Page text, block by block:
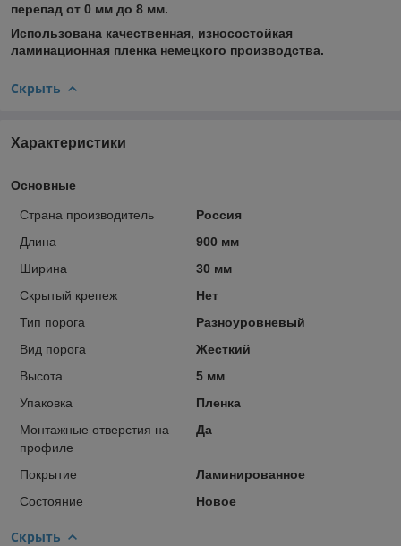
перепад от 0 мм до 8 мм.
Использована качественная, износостойкая
ламинационная пленка немецкого производства.
Скрыть
Характеристики
Основные
Страна производитель
Россия
Длина
900 мм
Ширина
30 мм
Скрытый крепеж
Нет
Тип порога
Разноуровневый
Вид порога
Жесткий
Высота
5 мм
Упаковка
Пленка
Монтажные отверстия на
профиле
Да
Покрытие
Ламинированное
Состояние
Новое
Скрыть